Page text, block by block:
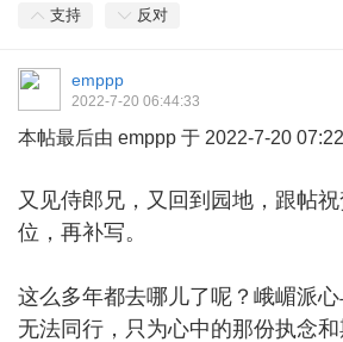
支持 反对
emppp
2022-7-20 06:44:33
本帖最后由 emppp 于 2022-7-20
又见侍郎兄，又回到园地，跟帖
位，再补写。
这么多年都去哪儿了呢？峨嵋派
无法同行，只为心中的那份执念